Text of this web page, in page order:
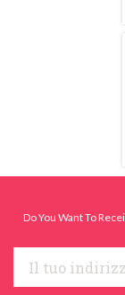
Do You Want To